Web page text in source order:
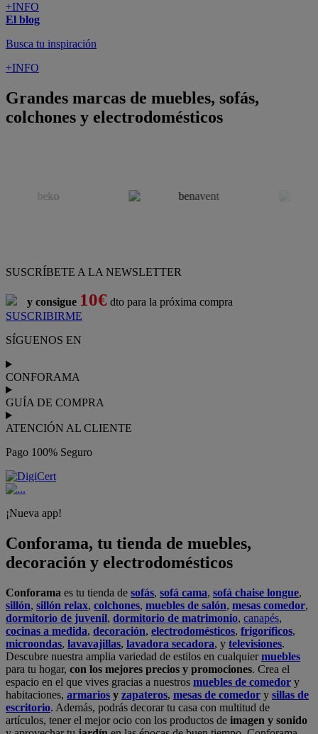
+INFO
El blog
Busca tu inspiración
+INFO
Grandes marcas de muebles, sofás,
colchones y electrodomésticos
SUSCRÍBETE A LA NEWSLETTER
y consigue 10€ dto para la próxima compra
SUSCRIBIRME
SÍGUENOS EN
CONFORAMA
GUÍA DE COMPRA
ATENCIÓN AL CLIENTE
Pago 100% Seguro
¡Nueva app!
Conforama, tu tienda de muebles,
decoración y electrodomésticos
Conforama es tu tienda de sofás, sofá cama, sofá chaise longue,
sillón, sillón relax, colchones, muebles de salón, mesas comedor,
dormitorio de juvenil, dormitorio de matrimonio, canapés,
cocinas a medida, decoración, electrodomésticos, frigoríficos,
microondas, lavavajillas, lavadora secadora, y televisiones.
Descubre nuestra amplia variedad de estilos en cualquiermuebles
para tu hogar, con los mejores precios y promociones. Crea el
espacio en el que vives gracias a nuestros muebles de comedor y
habitaciones, armarios y zapateros, mesas de comedor y sillas de
escritorio. Además, podrás decorar tu casa con multitud de
artículos, tener el mejor ocio con los productos de imagen y sonido